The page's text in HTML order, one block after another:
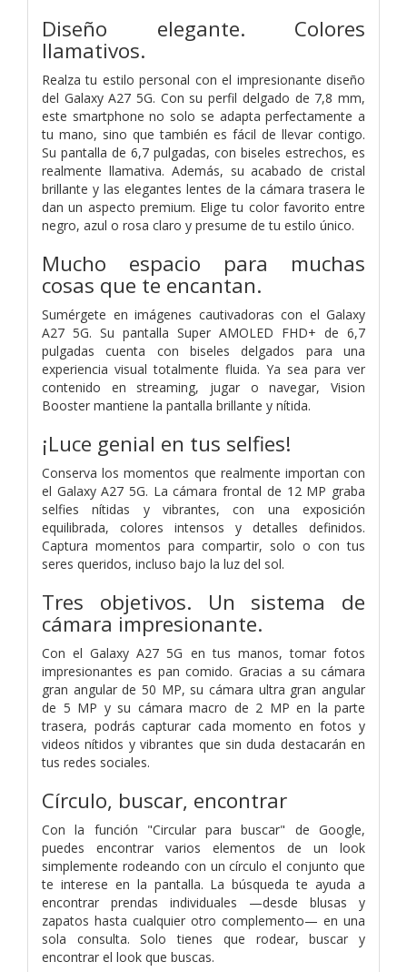
Diseño elegante. Colores
llamativos.
Realza tu estilo personal con el impresionante diseño
del Galaxy A27 5G. Con su perfil delgado de 7,8 mm,
este smartphone no solo se adapta perfectamente a
tu mano, sino que también es fácil de llevar contigo.
Su pantalla de 6,7 pulgadas, con biseles estrechos, es
realmente llamativa. Además, su acabado de cristal
brillante y las elegantes lentes de la cámara trasera le
dan un aspecto premium. Elige tu color favorito entre
negro, azul o rosa claro y presume de tu estilo único.
Mucho espacio para muchas
cosas que te encantan.
Sumérgete en imágenes cautivadoras con el Galaxy
A27 5G. Su pantalla Super AMOLED FHD+ de 6,7
pulgadas cuenta con biseles delgados para una
experiencia visual totalmente fluida. Ya sea para ver
contenido en streaming, jugar o navegar, Vision
Booster mantiene la pantalla brillante y nítida.
¡Luce genial en tus selfies!
Conserva los momentos que realmente importan con
el Galaxy A27 5G. La cámara frontal de 12 MP graba
selfies nítidas y vibrantes, con una exposición
equilibrada, colores intensos y detalles definidos.
Captura momentos para compartir, solo o con tus
seres queridos, incluso bajo la luz del sol.
Tres objetivos. Un sistema de
cámara impresionante.
Con el Galaxy A27 5G en tus manos, tomar fotos
impresionantes es pan comido. Gracias a su cámara
gran angular de 50 MP, su cámara ultra gran angular
de 5 MP y su cámara macro de 2 MP en la parte
trasera, podrás capturar cada momento en fotos y
videos nítidos y vibrantes que sin duda destacarán en
tus redes sociales.
Círculo, buscar, encontrar
Con la función "Circular para buscar" de Google,
puedes encontrar varios elementos de un look
simplemente rodeando con un círculo el conjunto que
te interese en la pantalla. La búsqueda te ayuda a
encontrar prendas individuales —desde blusas y
zapatos hasta cualquier otro complemento— en una
sola consulta. Solo tienes que rodear, buscar y
encontrar el look que buscas.